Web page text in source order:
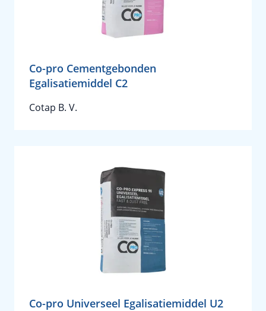
Co-pro Cementgebonden
Egalisatiemiddel C2
Cotap B. V.
Co-pro Universeel Egalisatiemiddel U2